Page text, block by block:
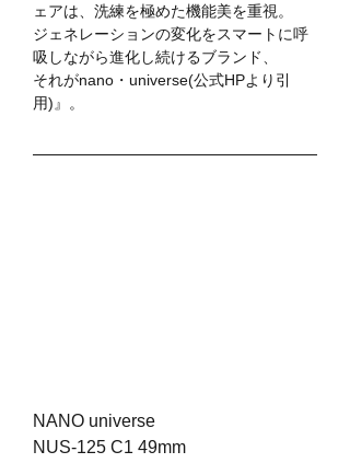
ェアは、洗練を極めた機能美を重視。
ジェネレーションの変化をスマートに呼
吸しながら進化し続けるブランド、
それがnano・universe(公式HPより引
用)』。
NANO universe
NUS-125 C1 49mm